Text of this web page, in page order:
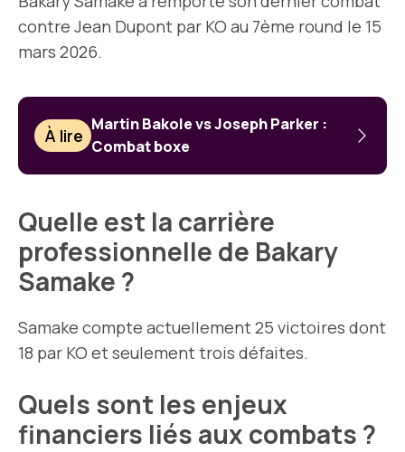
contre Jean Dupont par KO au 7ème round le 15
mars 2026.
À lire
Martin Bakole vs Joseph Parker :
Combat boxe
Quelle est la carrière
professionnelle de Bakary
Samake ?
Samake compte actuellement 25 victoires dont
18 par KO et seulement trois défaites.
Quels sont les enjeux
financiers liés aux combats ?